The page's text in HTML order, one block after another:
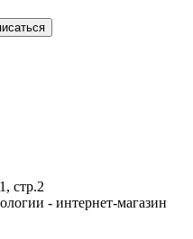
стр.2
- интернет-магазин